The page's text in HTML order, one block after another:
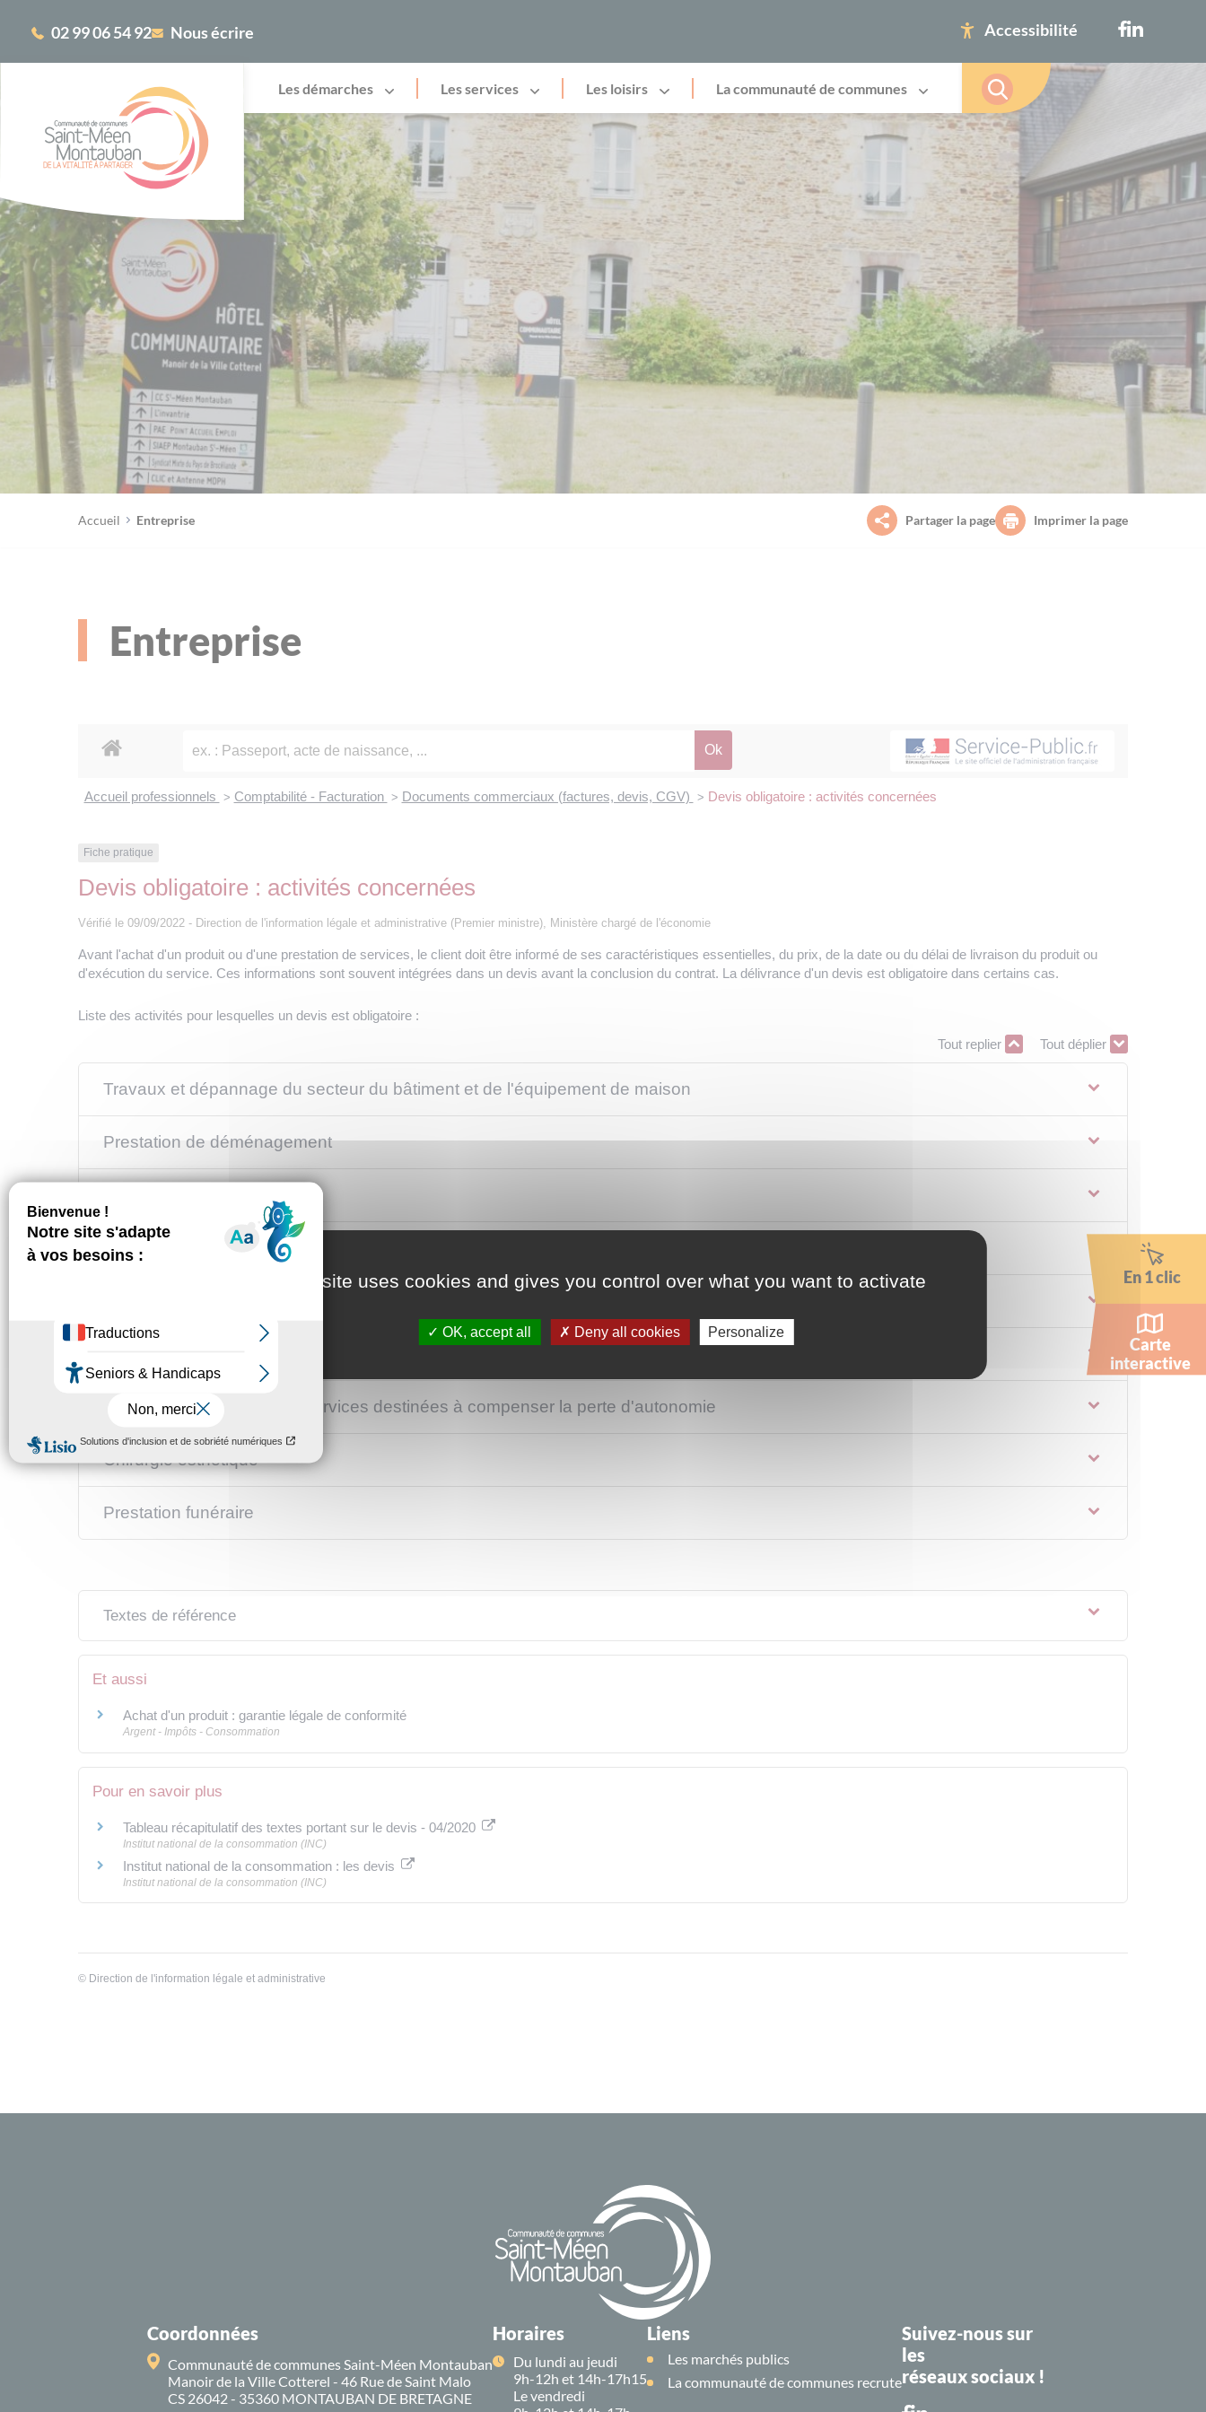
02 99 06 54 92 Nous écrire Accessibilité
Les démarches Les services Les loisirs La communauté de communes
Accueil Entreprise Partager la page Imprimer la page
Entreprise
Accueil professionnels > Comptabilité - Facturation > Documents commerciaux (factures, devis, CGV) > Devis obligatoire : activités concernées
Fiche pratique
Devis obligatoire : activités concernées
Vérifié le 09/09/2022 - Direction de l'information légale et administrative (Premier ministre), Ministère chargé de l'économie
Avant l'achat d'un produit ou d'une prestation de services, le client doit être informé de ses caractéristiques essentielles, du prix, de la date ou du délai de livraison du produit ou
d'exécution du service. Ces informations sont souvent intégrées dans un devis avant la conclusion du contrat. La délivrance d'un devis est obligatoire dans certains cas.
Liste des activités pour lesquelles un devis est obligatoire :
Tout replier
Tout déplier
Travaux et dépannage du secteur du bâtiment et de l'équipement de maison
Prestation de déménagement
Optique médicale
Produits et prestations de services destinées à compenser la perte d'autonomie
Chirurgie esthétique
Prestation funéraire
Textes de référence
Et aussi
Achat d'un produit : garantie légale de conformité
Argent - Impôts - Consommation
Pour en savoir plus
Tableau récapitulatif des textes portant sur le devis - 04/2020
Institut national de la consommation (INC)
Institut national de la consommation : les devis
Institut national de la consommation (INC)
© Direction de l'information légale et administrative
En 1 clic
Carte
interactive
Coordonnées
Communauté de communes Saint-Méen Montauban
Manoir de la Ville Cotterel - 46 Rue de Saint Malo
CS 26042 - 35360 MONTAUBAN DE BRETAGNE
Horaires
Du lundi au jeudi
9h-12h et 14h-17h15
Le vendredi
Liens
Les marchés publics
La communauté de communes recrute
Suivez-nous sur
les
réseaux sociaux !
This site uses cookies and gives you control over what you want to activate
OK, accept all Deny all cookies Personalize